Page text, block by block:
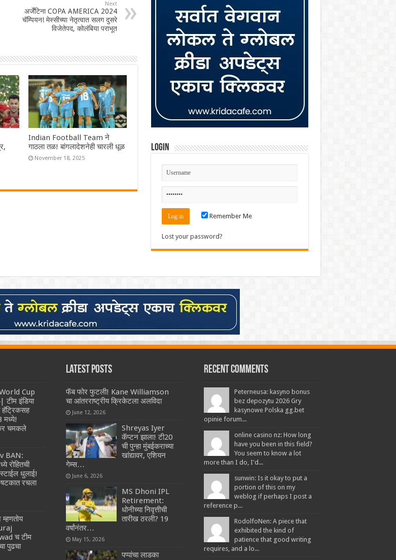
Next
अर्जेंटिना COPA AMERICA 2024
चॅम्पियन! मेस्सीच्या नेतृत्वात सलग दुसरे
विजेतेपद, कोलंबिया पराभूत
Indian Football Team ने
गाठला तळ! बांगलादेशनेही चारली धूळ
November 18, 2025
Login
Remember Me
Lost your password?
Cup
टीम इंडिया
हॅट्रिकसह
मध्ये!
चमकले
BAN:
रोहितची
धुलाई!
रचला
म्हणतोय
च टीम
पुढचा
Latest Posts
फॅब फोर फुटली! Kane Williamson
चा आंतरराष्ट्रीय क्रिकेटला अलविदा
June 12, 2026
Shreyas Iyer
कॅप्टन झाला! टी20
ची पुन्हा मुंबईकराच्या
खांद्यावर, एशियन
गेम्स…
June 6, 2026
MS Dhoni IPL
Retirement:
धोनीच्या निवृत्तीची
तारीख ठरली? 19
वर्षांनंतर…
May 15, 2026
पप्पांचा लाडका
Recent Comments
Peterneusa: kasyno bonus
bez depozytu 2026 Gry
kasynowe Polska gg.bet
opinie forum...
online casino nz: How long
have you been in this field?
You seem to know a lot
more than I do, I'd...
sunwin: Is it okay to put a
portion of this on my
weblog if perhaps I post a
reference p...
RodolfoNen: A piece that
exhibited the kind of
patience that good writing
requires, and a lo...